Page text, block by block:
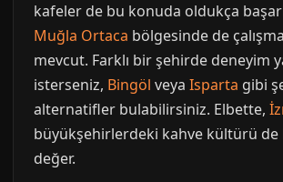
kafeler de bu konuda oldukça
Muğla Ortaca bölgesinde de
mevcut. Farklı bir şehirde deneyim
isterseniz, Bingöl veya Isparta gibi
alternatifler bulabilirsiniz. Elbette,
büyükşehirlerdeki kahve kültürü de
değer.